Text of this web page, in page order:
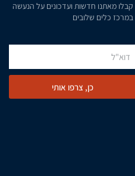
קבלו מאתנו חדשות ועדכונים על הנעשה
במרכז כלים שלובים
כן, צרפו אותי